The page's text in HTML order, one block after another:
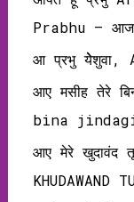
Prabhu –
आ प्रभु येेेशुवा,
आए मसीह तेरे
bina
आए मेरे खुदावंद
KHUDAWAND